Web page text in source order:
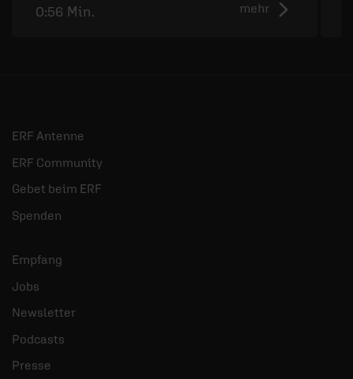
mehr
0:56 Min.
ERF Antenne
ERF Community
Gebet beim ERF
Spenden
Empfang
Jobs
Newsletter
Podcasts
Presse